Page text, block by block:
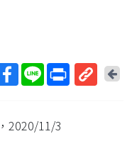
回
，2020/11/3